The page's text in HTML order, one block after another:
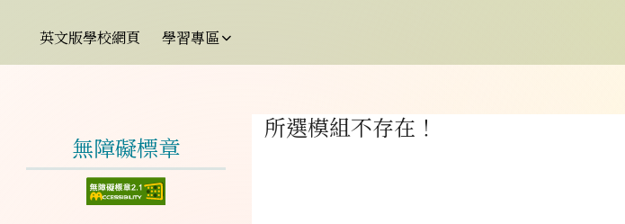
英文版學校網頁 學習專區
左邊區域內容
無障礙標章 主內容區域
所選模組不存在！
頁尾區域